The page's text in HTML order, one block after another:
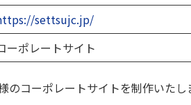
settsujc.jp/
ーポレートサイト
のコーポレートサイトを制作いたし